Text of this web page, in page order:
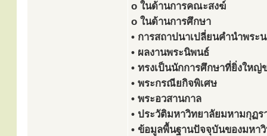
o ในด้านการคณะสงฆ์
o ในด้านการศึกษา
• การสถาปนาเปลี่ยนคำนำพระ
• ผลงานพระนิพนธ์
• ทรงเป็นนักการศึกษาที่ยิ่งใหญ่
• พระกรณียกิจพิเศษ
• พระอวสานกาล
• ประวัติมหาวิทยาลัยมหามกุฏร
• ข้อมูลพื้นฐานปัจจุบันของมหา